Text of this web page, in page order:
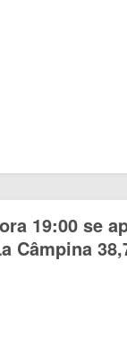
19:00 se
Câmpina